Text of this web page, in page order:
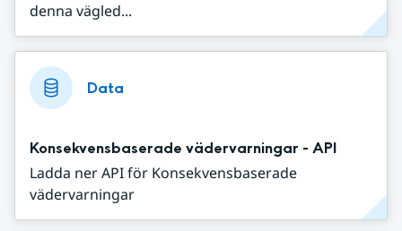
denna vägled...
Data
Konsekvensbaserade vädervarningar - API
Ladda ner API för Konsekvensbaserade
vädervarningar